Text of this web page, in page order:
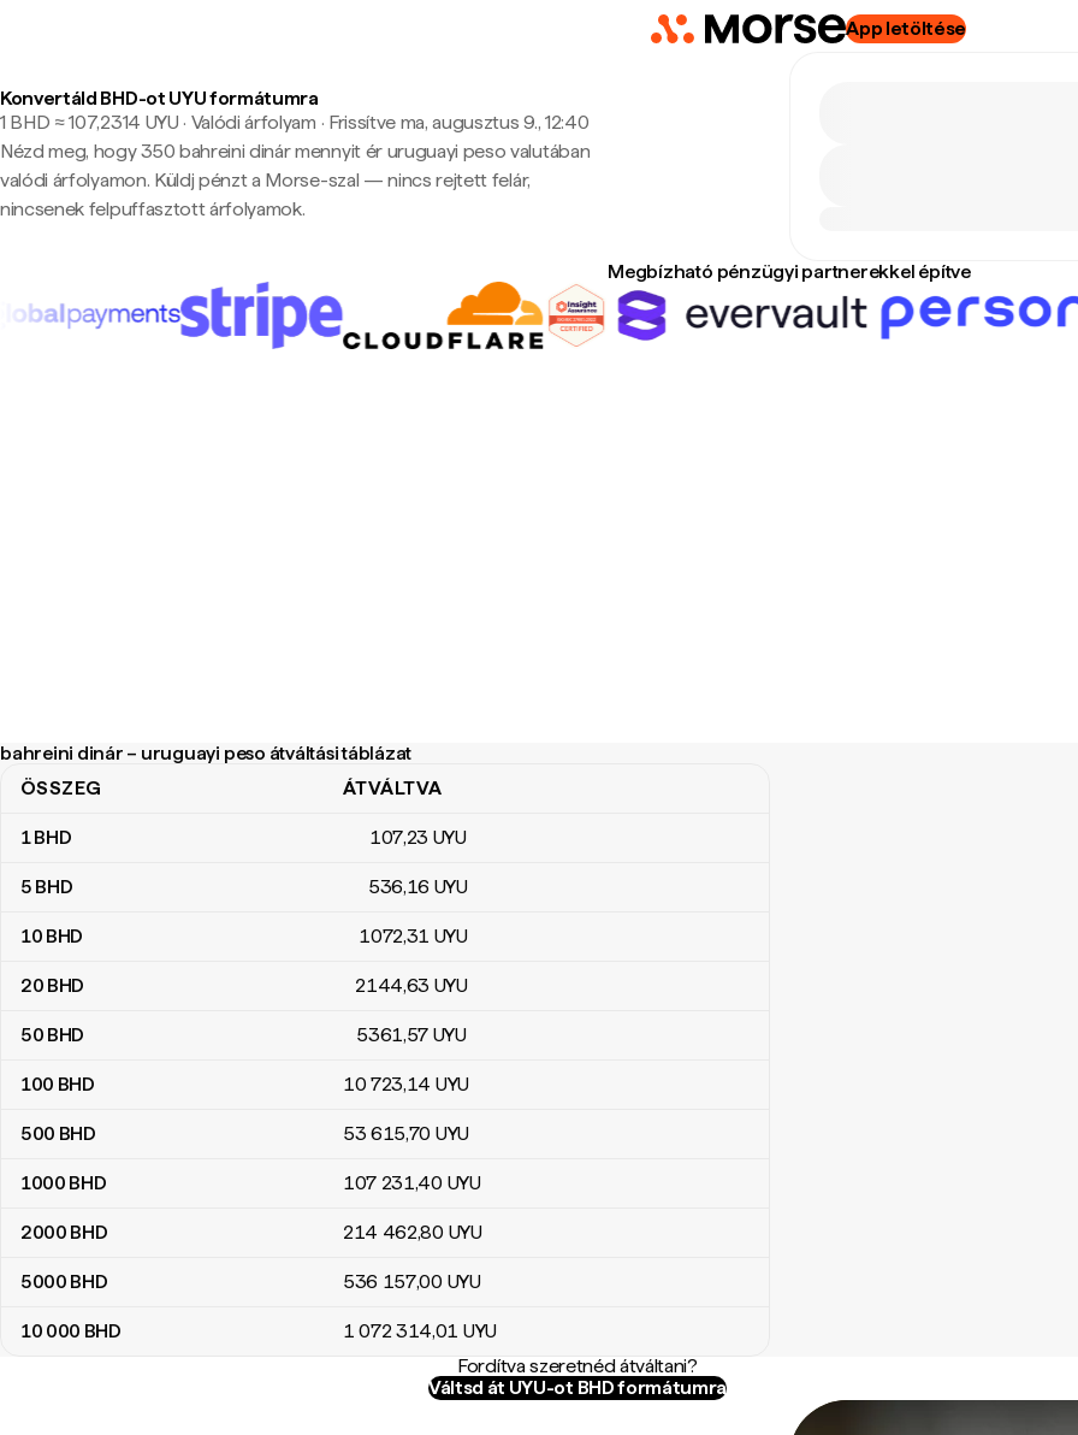
App letöltése
Konvertáld BHD-ot UYU formátumra
1 BHD ≈ 107,2314 UYU · Valódi árfolyam · Frissítve ma, augusztus 9., 12:40
Nézd meg, hogy 350 bahreini dinár mennyit ér uruguayi peso valutában
valódi árfolyamon. Küldj pénzt a Morse-szal — nincs rejtett felár,
nincsenek felpuffasztott árfolyamok.
Megbízható pénzügyi partnerekkel építve
bahreini dinár – uruguayi peso átváltási táblázat
bahreini dinár – uruguayi peso átváltási táblázat
ÖSSZEG ÁTVÁLTVA
1BHD 107,23 UYU
5 BHD 536,16 UYU
10 BHD 1072,31 UYU
20 BHD 2144,63 UYU
50 BHD 5361,57 UYU
100 BHD 10 723,14 UYU
500 BHD 53 615,70 UYU
1000 BHD 107 231,40 UYU
2000 BHD 214 462,80 UYU
5000 BHD 536 157,00 UYU
10 000 BHD 1 072 314,01 UYU
Fordítva szeretnéd átváltani?
Váltsd át UYU-ot BHD formátumra